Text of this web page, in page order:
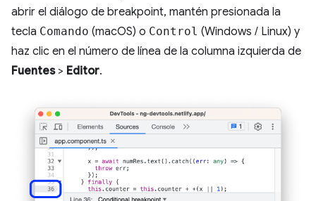
abrir el diálogo de breakpoint, mantén presionada la
tecla Comando (macOS) o Control (Windows / Linux) y
haz clic en el número de línea de la columna izquierda de
Fuentes> Editor.